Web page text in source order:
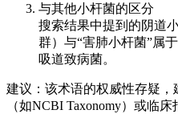
与其他小杆菌的区分
搜索结果中提到的阴道
群）与“害肺小杆菌”属
吸道致病菌。
建议：该术语的权威性存疑
（如NCBI Taxonomy）或临